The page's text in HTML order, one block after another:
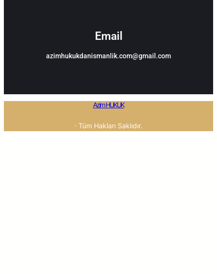
Email
azimhukukdanismanlik.com@gmail.com
Azim HUKUK
· Tüm Hakları Saklıdır.